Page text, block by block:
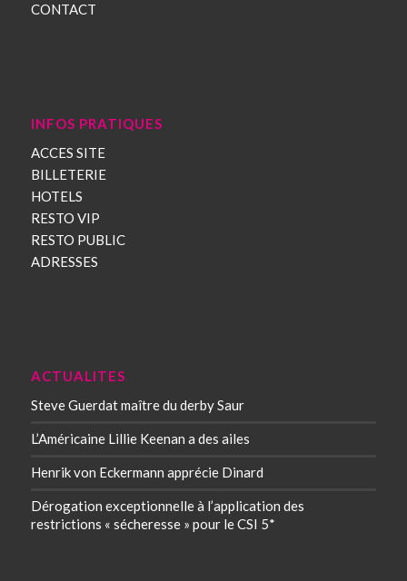
CONTACT
INFOS PRATIQUES
ACCES SITE
BILLETERIE
HOTELS
RESTO VIP
RESTO PUBLIC
ADRESSES
ACTUALITES
Steve Guerdat maître du derby Saur
L’Américaine Lillie Keenan a des ailes
Henrik von Eckermann apprécie Dinard
Dérogation exceptionnelle à l’application des
restrictions « sécheresse » pour le CSI 5*